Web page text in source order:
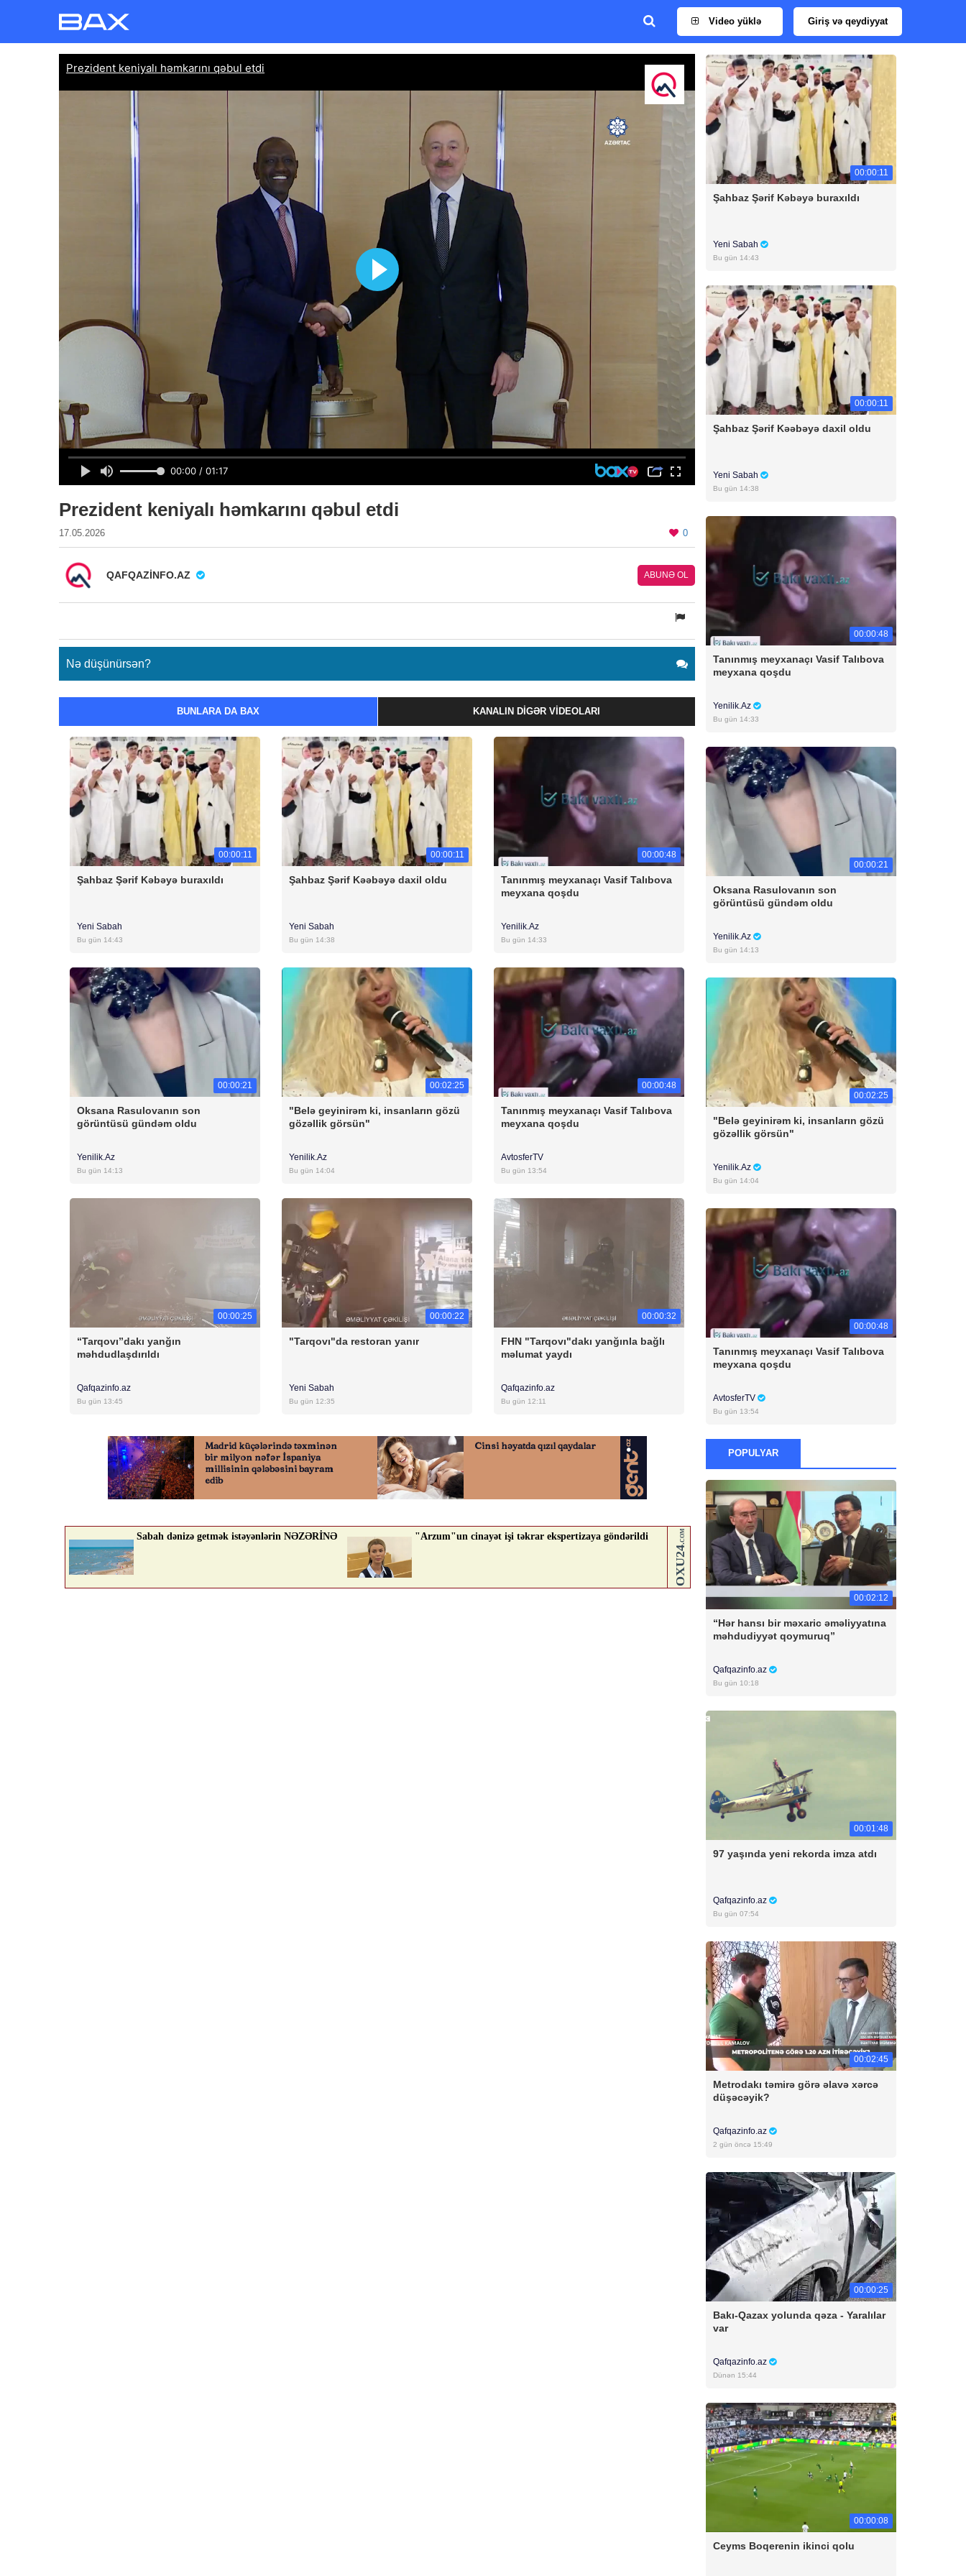
Video yüklə Giriş və qeydiyyat
Prezident keniyalı həmkarını qəbul etdi
17.05.2026 0
QAFQAZINFO.AZ ABUNƏ OL
Nə düşünürsən?
BUNLARA DA BAX KANALIN DIGƏR VIDEOLARI
00:00:11
Şahbaz Şərif Kəbəyə buraxıldı
Yeni Sabah
Bu gün 14:43
00:00:11
Şahbaz Şərif Kəəbəyə daxil oldu
Yeni Sabah
Bu gün 14:38
00:00:48
Tanınmış meyxanaçı Vasif Talıbova
meyxana qoşdu
Yenilik.Az
Bu gün 14:33
00:00:21
Oksana Rasulovanın son
görüntüsü gündəm oldu
Yenilik.Az
Bu gün 14:13
00:02:25
"Belə geyinirəm ki, insanların gözü
gözəllik görsün"
Yenilik.Az
Bu gün 14:04
00:00:48
Tanınmış meyxanaçı Vasif Talıbova
meyxana qoşdu
AvtosferTV
Bu gün 13:54
00:00:25
“Tarqovı”dakı yanğın
məhdudlaşdırıldı
Qafqazinfo.az
Bu gün 13:45
00:00:22
"Tarqovı"da restoran yanır
Yeni Sabah
Bu gün 12:35
00:00:32
FHN "Tarqovı"dakı yanğınla bağlı
məlumat yaydı
Qafqazinfo.az
Bu gün 12:11
00:00:11
Şahbaz Şərif Kəbəyə buraxıldı
Yeni Sabah
Bu gün 14:43
00:00:11
Şahbaz Şərif Kəəbəyə daxil oldu
Yeni Sabah
Bu gün 14:38
00:00:48
Tanınmış meyxanaçı Vasif Talıbova
meyxana qoşdu
Yenilik.Az
Bu gün 14:33
00:00:21
Oksana Rasulovanın son
görüntüsü gündəm oldu
Yenilik.Az
Bu gün 14:13
00:02:25
"Belə geyinirəm ki, insanların gözü
gözəllik görsün"
Yenilik.Az
Bu gün 14:04
00:00:48
Tanınmış meyxanaçı Vasif Talıbova
meyxana qoşdu
AvtosferTV
Bu gün 13:54
POPULYAR
00:02:12
“Hər hansı bir məxaric əməliyyatına
məhdudiyyət qoymuruq”
Qafqazinfo.az
Bu gün 10:18
00:01:48
97 yaşında yeni rekorda imza atdı
Qafqazinfo.az
Bu gün 07:54
00:02:45
Metrodakı təmirə görə əlavə xərcə
düşəcəyik?
Qafqazinfo.az
2 gün öncə 15:49
00:00:25
Bakı-Qazax yolunda qəza - Yaralılar
var
Qafqazinfo.az
Dünən 15:44
00:00:08
Ceyms Boqerenin ikinci qolu